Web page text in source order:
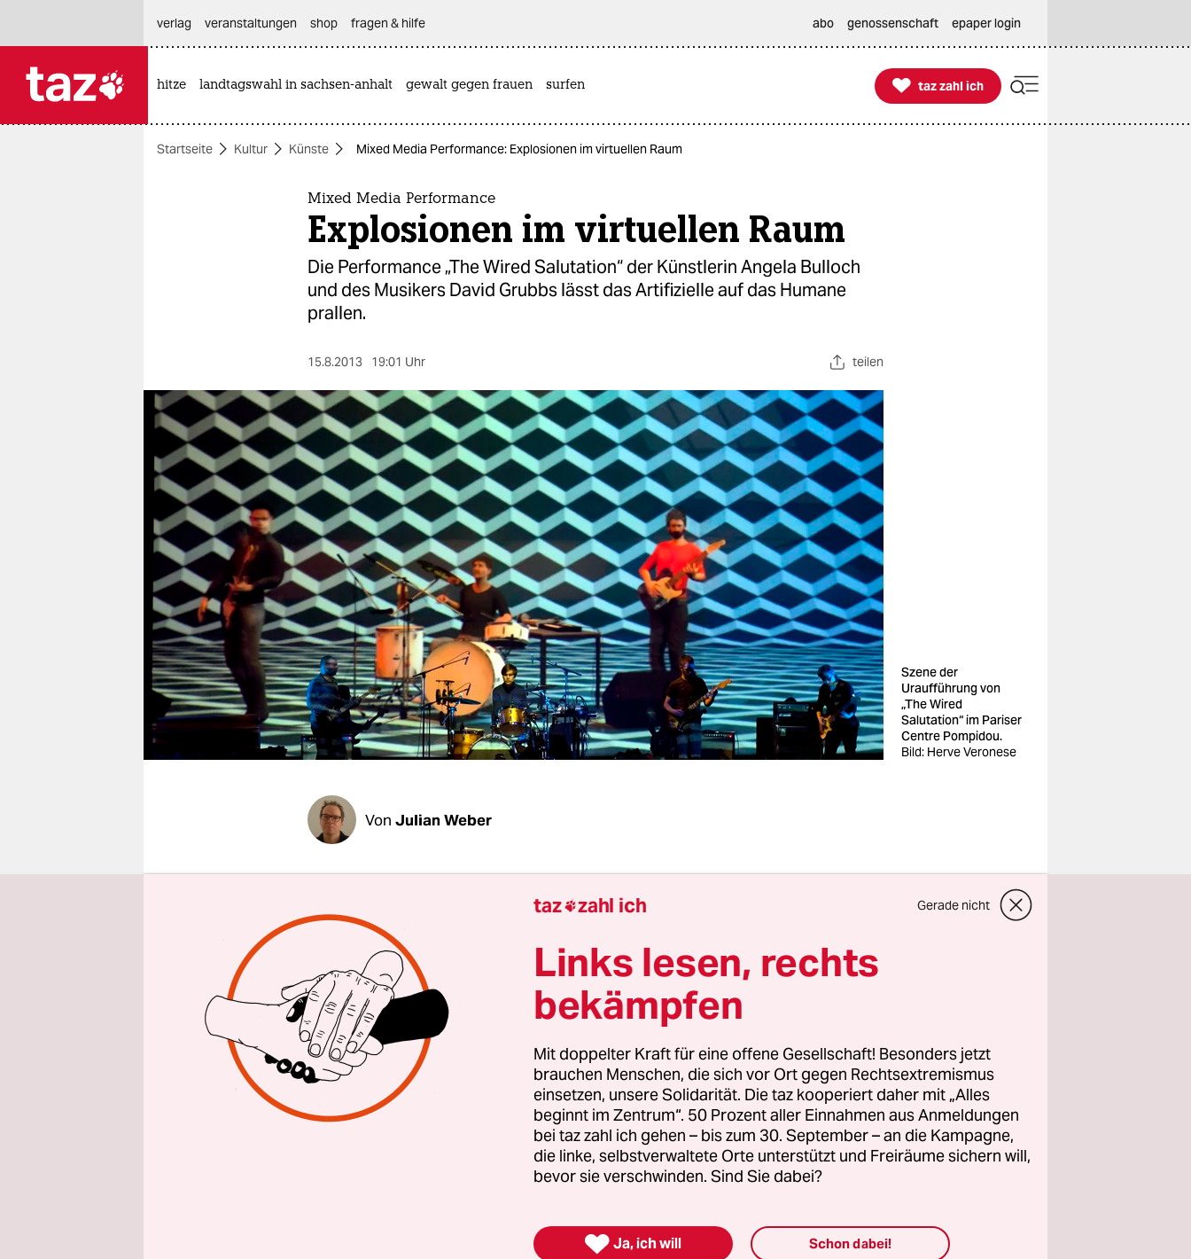
themen
berlin
nord
wahrheit
verlag
verlag
veranstaltungen
shop
fragen & hilfe
unterstützen
abo
genossenschaft
verlag
veranstaltungen shop fragen & hilfe abo genossenschaft epaper login
hitze landtagswahl in sachsen-anhalt gewalt gegen frauen surfen 
taz zahl ich
taz zahl ich
Startseite Kultur Künste Mixed Media Performance: Explosionen im virtuellen Raum
Mixed Media Performance
Explosionen im virtuellen Raum
Die Performance „The Wired Salutation“ der Künstlerin Angela Bulloch
und des Musikers David Grubbs lässt das Artifizielle auf das Humane
prallen.
15.8.2013 19:01 Uhr teilen
Szene der
Uraufführung von
„The Wired
Salutation“ im Pariser
Centre Pompidou.
Bild: Herve Veronese
Von Julian Weber
Hallo schöne neue Welt, hier kommt die Dissonanz der Erhabenheit.
Und eine Bizarrerie, die aus dem direkten Aufeinandertreffen von
Menschen, Bühnenlicht, Installation und Avataren entsteht. Alle diese
Elemente und Ebenen strapazieren unsere Vorstellungskraft auf
faszinierende Weise. Es geht um „The Wired Salutation“, eine
Performance, die gemeinsam von der in Berlin lebenden britischen
Künstlerin Angela Bulloch und dem New Yorker Musiker David Grubbs
entwickelt wurde.
Bulloch ist bekannt für ihre serielle, ordnungsgeleitete Minimal Art.
Das Setting für „The Wired Salutation“ wirft Ordnungen hingegen über
den Haufen. Die Bühne wird dabei zu einem Experimentierfeld
taz zahl ich Gerade nicht
Links lesen, rechts
bekämpfen
Mit doppelter Kraft für eine offene Gesellschaft! Besonders jetzt
brauchen Menschen, die sich vor Ort gegen Rechtsextremismus
einsetzen, unsere Solidarität. Die taz kooperiert daher mit „Alles
beginnt im Zentrum“. 50 Prozent aller Einnahmen aus Anmeldungen
bei taz zahl ich gehen – bis zum 30. September – an die Kampagne,
die linke, selbstverwaltete Orte unterstützt und Freiräume sichern will,
bevor sie verschwinden. Sind Sie dabei?
 Ja, ich will Schon dabei!